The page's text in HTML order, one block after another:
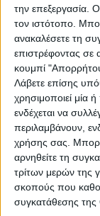
την επεξεργασία.
τον ιστότοπο.
ανακαλέσετε τη
επιστρέφοντας σε
κουμπί
Λάβετε επίσης
χρησιμοποιεί μία
ενδέχεται να
περιλαμβάνουν,
χρήσης σας.
αρνηθείτε τη
τρίτων μερών της
σκοπούς που
συγκατάθεσης της
ΔΟΜΙΚΑ
Dumper